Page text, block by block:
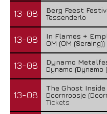
13-08
Berg Feest
Tessenderlo
13-08
In Flames +
OM (OM (Seraing))
13-08
Dynamo
Dynamo (Dynamo
13-08
The Ghost Inside
Doornroosje
Tickets